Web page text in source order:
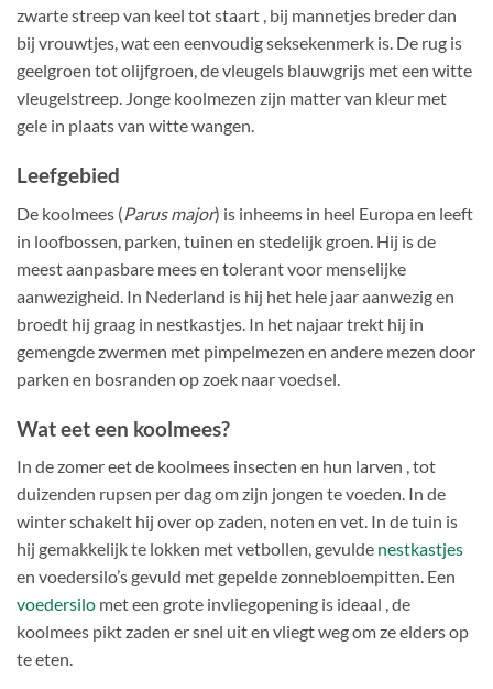
zwarte streep van keel tot staart , bij mannetjes breder dan
bij vrouwtjes, wat een eenvoudig seksekenmerk is. De rug is
geelgroen tot olijfgroen, de vleugels blauwgrijs met een witte
vleugelstreep. Jonge koolmezen zijn matter van kleur met
gele in plaats van witte wangen.
Leefgebied
De koolmees (Parus major) is inheems in heel Europa en leeft
in loofbossen, parken, tuinen en stedelijk groen. Hij is de
meest aanpasbare mees en tolerant voor menselijke
aanwezigheid. In Nederland is hij het hele jaar aanwezig en
broedt hij graag in nestkastjes. In het najaar trekt hij in
gemengde zwermen met pimpelmezen en andere mezen door
parken en bosranden op zoek naar voedsel.
Wat eet een koolmees?
In de zomer eet de koolmees insecten en hun larven , tot
duizenden rupsen per dag om zijn jongen te voeden. In de
winter schakelt hij over op zaden, noten en vet. In de tuin is
hij gemakkelijk te lokken met vetbollen, gevulde nestkastjes
en voedersilo’s gevuld met gepelde zonnebloempitten. Een
voedersilo met een grote invliegopening is ideaal , de
koolmees pikt zaden er snel uit en vliegt weg om ze elders op
te eten.